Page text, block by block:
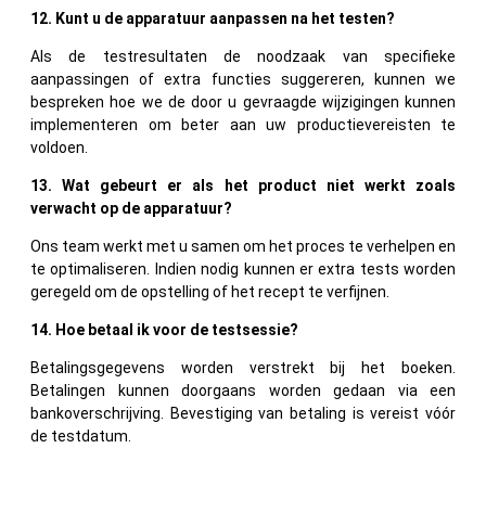
12. Kunt u de apparatuur aanpassen na het testen?
Als de testresultaten de noodzaak van specifieke
aanpassingen of extra functies suggereren, kunnen we
bespreken hoe we de door u gevraagde wijzigingen kunnen
implementeren om beter aan uw productievereisten te
voldoen.
13. Wat gebeurt er als het product niet werkt zoals
verwacht op de apparatuur?
Ons team werkt met u samen om het proces te verhelpen en
te optimaliseren. Indien nodig kunnen er extra tests worden
geregeld om de opstelling of het recept te verfijnen.
14. Hoe betaal ik voor de testsessie?
Betalingsgegevens worden verstrekt bij het boeken.
Betalingen kunnen doorgaans worden gedaan via een
bankoverschrijving. Bevestiging van betaling is vereist vóór
de testdatum.